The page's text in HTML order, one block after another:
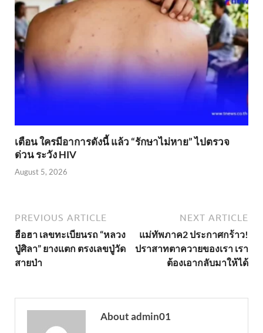
เตือน ใครมีอาการดังนี้ แล้ว “รักษาไม่หาย” ไปตรวจ
ด่วน ระวัง HIV
August 5, 2026
PREVIOUS ARTICLE
ฮือฮา เลขทะเบียนรถ “หลวง
ปู่ศิลา” ยางแตก ตรงเลขปู่วัด
สายป่า
NEXT ARTICLE
แม่ทัพภาค2 ประกาศกร้าว!
ปราสาทตาควายของเรา เรา
ต้องเอากลับมาให้ได้
About admin01